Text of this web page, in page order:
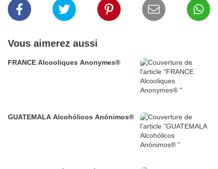
Vous aimerez aussi
FRANCE Alcooliques Anonymes®
GUATEMALA Alcohólicos Anónimos®